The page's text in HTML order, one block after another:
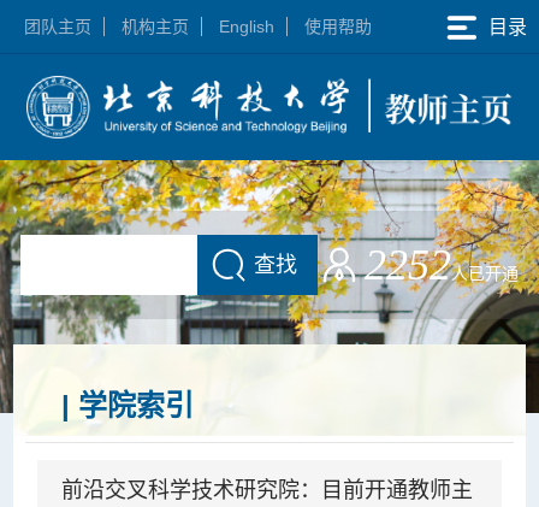
团队主页 机构主页 English 使用帮助 目录
查找 2252人已开通
| 学院索引
前沿交叉科学技术研究院：目前开通教师主